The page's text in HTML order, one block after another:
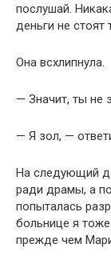
послушай.
деньги не стоят
Она всхлипнула.
— Значит, ты не
— Я зол, —
На следующий
ради драмы, а
попыталась
больнице я
прежде чем